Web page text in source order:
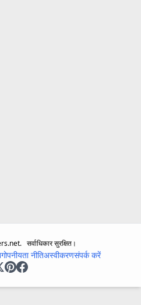
सर्वाधिकार सुरक्षित।
गोपनीयता नीतिअस्वीकरणसंपर्क करें